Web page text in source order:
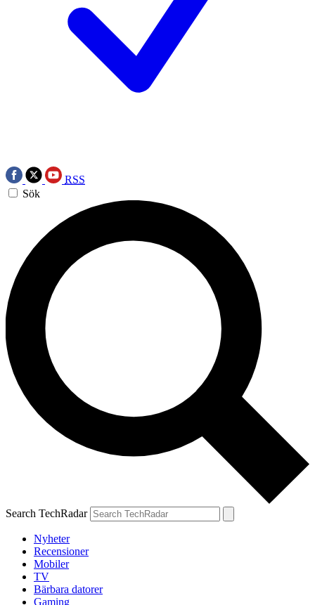
RSS
Sök
Search TechRadar
Nyheter
Recensioner
Mobiler
TV
Bärbara datorer
Gaming